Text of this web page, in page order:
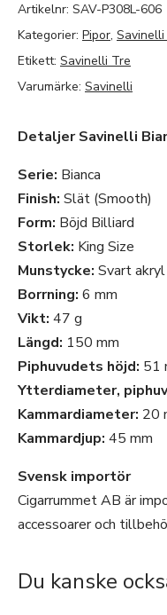
Artikelnr: SAV-P308L-606
Kategorier: Pipor, Savinelli
Etikett: Savinelli Tre
Varumärke: Savinelli
Detaljer Savinelli
Serie: Bianca
Finish: Slät (Smooth)
Form: Böjd Billiard
Storlek: King Size
Munstycke: Svart akryl
Borrning: 6 mm
Vikt: 47 g
Längd: 150 mm
Piphuvudets höjd: 51
Ytterdiameter,
Kammardiameter: 20
Kammardjup: 45 mm
Svensk importör
Cigarrummet AB är
accessoarer och
Du kanske